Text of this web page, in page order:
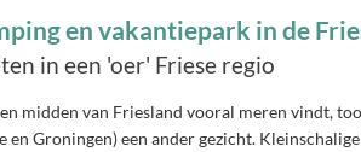
en vakantiepark in de
in een 'oer' Friese regio
midden van Friesland vooral meren vindt,
en Groningen) een ander gezicht.